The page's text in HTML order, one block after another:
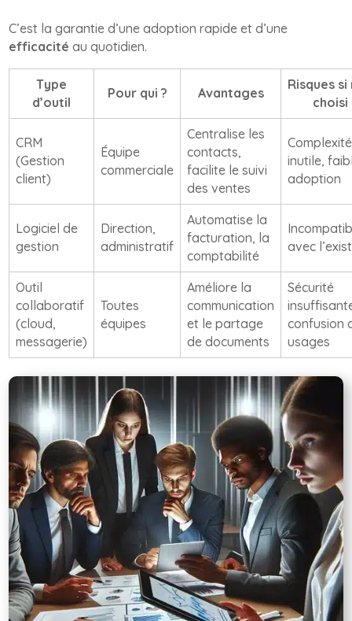
C’est la garantie d’une adoption rapide et d’une
efficacité au quotidien.
Type
d’outil
Pour qui ? Avantages
Risques si
choisi
CRM
(Gestion
client)
Équipe
commerciale
Centralise les
contacts,
facilite le suivi
des ventes
Complexité
inutile,
adoption
Logiciel de
gestion
Direction,
administratif
Automatise la
facturation, la
comptabilité
avec
Outil
collaboratif
(cloud,
messagerie)
Toutes
équipes
Améliore la
communication
et le partage
de documents
Sécurité
confusion
usages